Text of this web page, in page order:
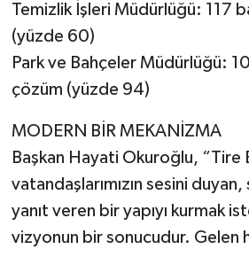
Temizlik İşleri Müdürlüğü: 117
(yüzde 60)
Park ve Bahçeler Müdürlüğü:
çözüm (yüzde 94)
MODERN BİR MEKANİZMA
Başkan Hayati Okuroğlu, “Tire
vatandaşlarımızın sesini duyan,
yanıt veren bir yapıyı kurmak
vizyonun bir sonucudur. Gelen